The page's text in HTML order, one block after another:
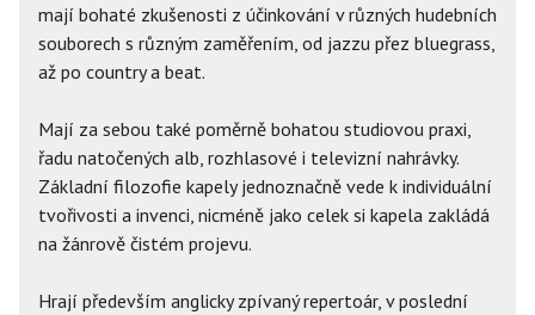
mají bohaté zkušenosti z účinkování v různých hudebních
souborech s různým zaměřením, od jazzu přez bluegrass,
až po country a beat.
Mají za sebou také poměrně bohatou studiovou praxi,
řadu natočených alb, rozhlasové i televizní nahrávky.
Základní filozofie kapely jednoznačně vede k individuální
tvořivosti a invenci, nicméně jako celek si kapela zakládá
na žánrově čistém projevu.
Hrají především anglicky zpívaný repertoár, v poslední